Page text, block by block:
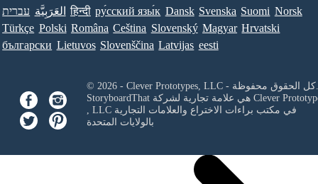
עברית العَرَبِيَّة हिन्दी ру́сский язы́к Dansk Svenska Suomi Norsk
Türkçe Polski Româna Ceština Slovenský Magyar Hrvatski
български Lietuvos Slovenščina Latvijas eesti
© 2026 - Clever Prototypes, LLC - كل الحقوق محفوظة.
StoryboardThat هي علامة تجارية لشركة Clever
, LLCفي مكتب براءات الاختراع والعلامات التجارية
بالولايات المتحدة